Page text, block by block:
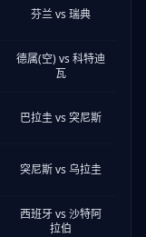
芬兰 vs 瑞典
德属(空) vs 科特迪
瓦
巴拉圭 vs 突尼斯
突尼斯 vs 乌拉圭
西班牙 vs 沙特阿
拉伯